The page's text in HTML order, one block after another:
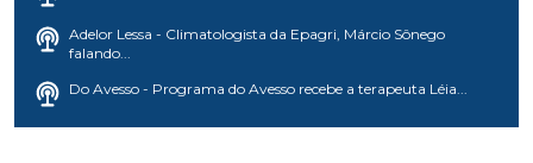
Adelor Lessa - Climatologista da Epagri, Márcio Sônego
falando...
Do Avesso - Programa do Avesso recebe a terapeuta Léia...